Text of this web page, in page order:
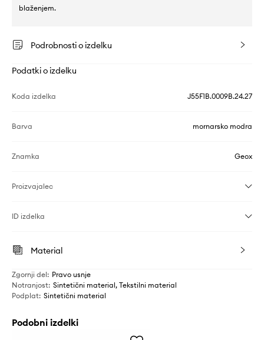
blaženjem.
Podrobnosti o izdelku
Podatki o izdelku
Koda izdelka J55F1B.0009B.24.27
Barva mornarsko modra
Znamka Geox
Proizvajalec
ID izdelka
Material
Zgornji del: Pravo usnje
Notranjost: Sintetični material, Tekstilni material
Podplat: Sintetični material
Podobni izdelki